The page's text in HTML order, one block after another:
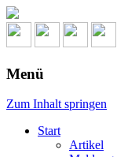
Menü
Zum Inhalt springen
Start
Artikel